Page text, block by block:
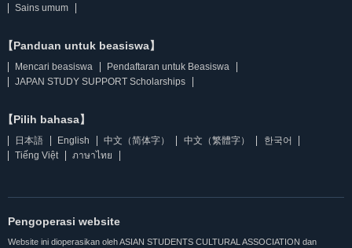
Sains umum
【Panduan untuk beasiswa】
Mencari beasiswa
Pendaftaran untuk Beasiswa
JAPAN STUDY SUPPORT Scholarships
【Pilih bahasa】
日本語 English 中文（简体字） 中文（繁體字）
한국어
Tiếng Việt
ภาษาไทย
Pengoperasi website
Website ini dioperasikan oleh ASIAN STUDENTS CULTURAL ASSOCIATION dan